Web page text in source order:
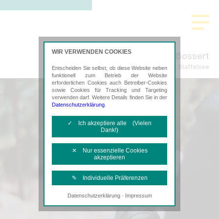
Willershausen & Bossert
Steuerberatung in Murnau a. Staffelsee
WIR VERWENDEN COOKIES
Entscheiden Sie selbst, ob diese Website neben
funktionell zum Betrieb der Website
erforderlichen Cookies auch Betreiber-Cookies
sowie Cookies für Tracking und Targeting
verwenden darf. Weitere Details finden Sie in der
Datenschutzerklärung
✓ Ich akzeptiere alle (Vielen
Dank!)
✕ Nur essenzielle Cookies
akzeptieren
✎ Individuelle Präferenzen
Notwendige Cookies
Diese Cookies sind erforderlich, um die
Datenschutzerklärung· Impressum